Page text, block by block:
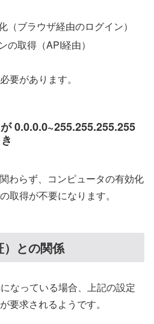
（ブラウザ経由のログイン）
の取得（API経由）
要があります。
0.0.0.0~255.255.255.255
わらず、コンピュータの有効化
取得が不要になります。
）との関係
なっている場合、上記の設定
要求されるようです。